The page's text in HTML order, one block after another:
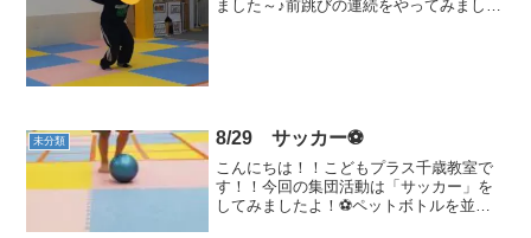
ました～♪前跳びの連続をやってみました
未分類 8/29 サッカー⚽
こんにちは！！こどもプラス千歳教室で
す！！今回の集団活動は「サッカー」を
してみましたよ！⚽ペットボトルを並べ